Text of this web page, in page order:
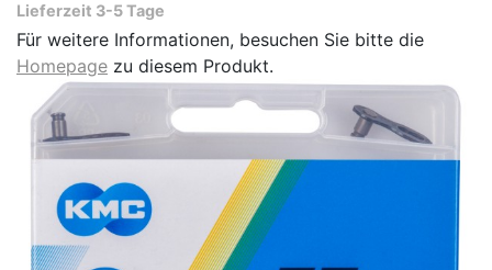
Lieferzeit 3-5 Tage
Für weitere Informationen, besuchen Sie bitte die
Homepage zu diesem Produkt.